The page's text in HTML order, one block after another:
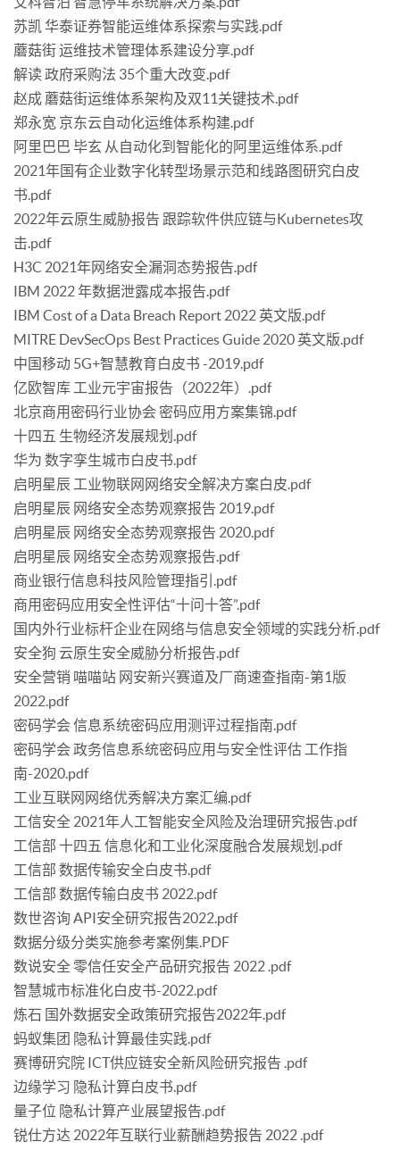
苏凯 华泰证券智能运维体系探索与实践.pdf
蘑菇街 运维技术管理体系建设分享.pdf
解读 政府采购法 35个重大改变.pdf
赵成 蘑菇街运维体系架构及双11关键技术.pdf
郑永宽 京东云自动化运维体系构建.pdf
阿里巴巴 毕玄 从自动化到智能化的阿里运维体系.pdf
2021年国有企业数字化转型场景示范和线路图研究白皮
书.pdf
2022年云原生威胁报告 跟踪软件供应链与Kubernetes攻
击.pdf
H3C 2021年网络安全漏洞态势报告.pdf
IBM 2022 年数据泄露成本报告.pdf
IBM Cost of a Data Breach Report 2022 英文版.pdf
MITRE DevSecOps Best Practices Guide 2020 英文版.pdf
中国移动 5G+智慧教育白皮书 -2019.pdf
亿欧智库 工业元宇宙报告（2022年）.pdf
北京商用密码行业协会 密码应用方案集锦.pdf
十四五 生物经济发展规划.pdf
华为 数字孪生城市白皮书.pdf
启明星辰 工业物联网网络安全解决方案白皮.pdf
启明星辰 网络安全态势观察报告 2019.pdf
启明星辰 网络安全态势观察报告 2020.pdf
启明星辰 网络安全态势观察报告.pdf
商业银行信息科技风险管理指引.pdf
商用密码应用安全性评估“十问十答”.pdf
国内外行业标杆企业在网络与信息安全领域的实践分析.pdf
安全狗 云原生安全威胁分析报告.pdf
安全营销 喵喵站 网安新兴赛道及厂商速查指南-第1版
2022.pdf
密码学会 信息系统密码应用测评过程指南.pdf
密码学会 政务信息系统密码应用与安全性评估 工作指
南-2020.pdf
工业互联网网络优秀解决方案汇编.pdf
工信安全 2021年人工智能安全风险及治理研究报告.pdf
工信部 十四五 信息化和工业化深度融合发展规划.pdf
工信部 数据传输安全白皮书.pdf
工信部 数据传输白皮书 2022.pdf
数世咨询 API安全研究报告2022.pdf
数据分级分类实施参考案例集.PDF
数说安全 零信任安全产品研究报告 2022 .pdf
智慧城市标准化白皮书-2022.pdf
炼石 国外数据安全政策研究报告2022年.pdf
蚂蚁集团 隐私计算最佳实践.pdf
赛博研究院 ICT供应链安全新风险研究报告 .pdf
边缘学习 隐私计算白皮书.pdf
量子位 隐私计算产业展望报告.pdf
锐仕方达 2022年互联行业薪酬趋势报告 2022 .pdf